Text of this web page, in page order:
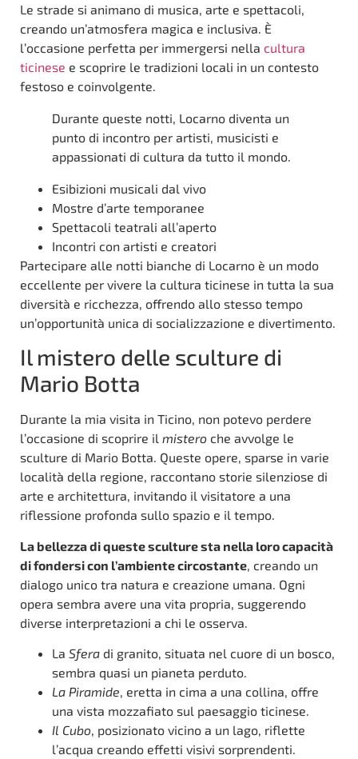
Le strade si animano di musica, arte e spettacoli,
creando un’atmosfera magica e inclusiva. È
l’occasione perfetta per immergersi nella cultura
ticinese e scoprire le tradizioni locali in un contesto
festoso e coinvolgente.
Durante queste notti, Locarno diventa un
punto di incontro per artisti, musicisti e
appassionati di cultura da tutto il mondo.
Esibizioni musicali dal vivo
Mostre d’arte temporanee
Spettacoli teatrali all’aperto
Incontri con artisti e creatori
Partecipare alle notti bianche di Locarno è un modo
eccellente per vivere la cultura ticinese in tutta la sua
diversità e ricchezza, offrendo allo stesso tempo
un’opportunità unica di socializzazione e divertimento.
Il mistero delle sculture di
Mario Botta
Durante la mia visita in Ticino, non potevo perdere
l’occasione di scoprire il mistero che avvolge le
sculture di Mario Botta. Queste opere, sparse in varie
località della regione, raccontano storie silenziose di
arte e architettura, invitando il visitatore a una
riflessione profonda sullo spazio e il tempo.
La bellezza di queste sculture sta nella loro capacità
di fondersi con l’ambiente circostante , creando un
dialogo unico tra natura e creazione umana. Ogni
opera sembra avere una vita propria, suggerendo
diverse interpretazioni a chi le osserva.
La Sfera di granito, situata nel cuore di un bosco,
sembra quasi un pianeta perduto.
La Piramide, eretta in cima a una collina, offre
una vista mozzafiato sul paesaggio ticinese.
Il Cubo, posizionato vicino a un lago, riflette
l’acqua creando effetti visivi sorprendenti.